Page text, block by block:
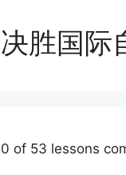
0 of 53 lessons